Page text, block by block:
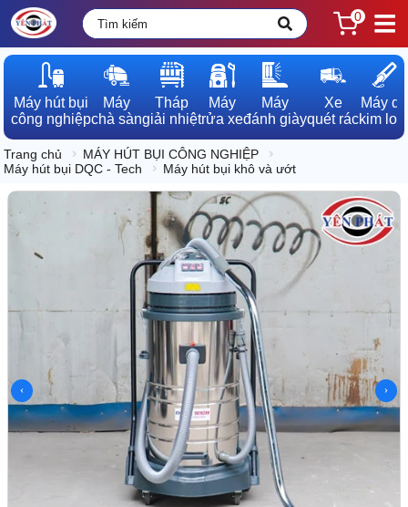
0
Máy hút bụi
công nghiệp
Máy
chà sàn
Tháp
giải nhiệt
Máy
rửa xe
Máy
đánh giày
Xe
quét rác
Máy dò
kim loại
Trang chủ
MÁY HÚT BỤI CÔNG NGHIỆP
Máy hút bụi DQC - Tech
Máy hút bụi khô và ướt